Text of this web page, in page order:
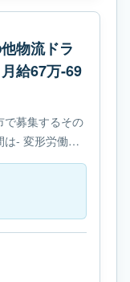
物流ドラ
給67万-69
で募集するその
は- 変形労働時
りです。